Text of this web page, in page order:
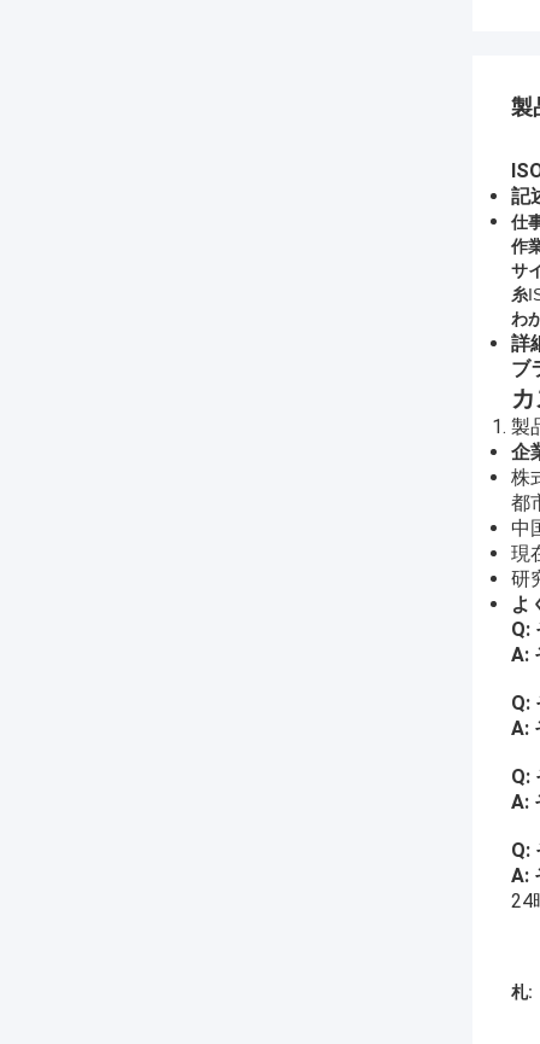
製
記
仕
作
サ
糸
わ
詳
ブ
製
企
株
都
中
現
研
よ
Q:
A:
Q:
A:
Q:
A:
Q:
A:
24
札: